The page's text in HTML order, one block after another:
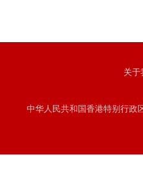
关于
中华人民共和国香港特别行政